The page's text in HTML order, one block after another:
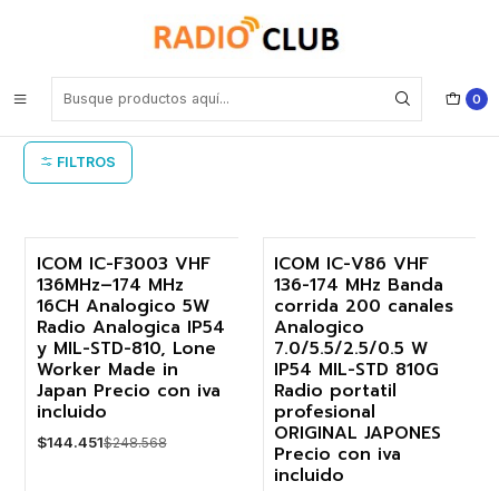
0
ICOM portátiles análogos VHF
ICOM portátiles análogos VHF
FILTROS
-42%
ICOM IC-F3003 VHF
136MHz–174 MHz
16CH Analogico 5W
Radio Analogica IP54
y MIL-STD-810, Lone
Worker Made in
Japan Precio con iva
incluido
$144.451$248.568
-50%
ICOM IC-V86 VHF
136-174 MHz Banda
corrida 200 canales
Analogico
7.0/5.5/2.5/0.5 W
IP54 MIL-STD 810G
Radio portatil
profesional
ORIGINAL JAPONES
Precio con iva
incluido